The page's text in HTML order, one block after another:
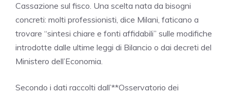
Cassazione sul fisco. Una scelta nata da bisogni
concreti: molti professionisti, dice Milani, faticano a
trovare “sintesi chiare e fonti affidabili” sulle modifiche
introdotte dalle ultime leggi di Bilancio o dai decreti del
Ministero dell’Economia.
Secondo i dati raccolti dall’**Osservatorio dei